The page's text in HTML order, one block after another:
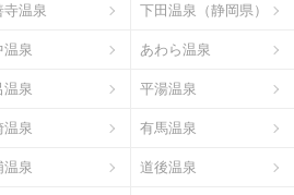
寺温泉 下田温泉（静岡県）
温泉 あわら温泉
温泉 平湯温泉
温泉 有馬温泉
温泉 道後温泉